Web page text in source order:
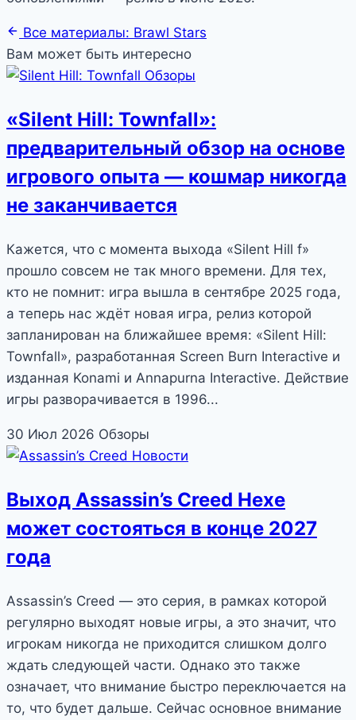
Все материалы: Brawl Stars
Вам может быть интересно
Обзоры
«Silent Hill: Townfall»:
предварительный обзор на основе
игрового опыта — кошмар никогда
не заканчивается
Кажется, что с момента выхода «Silent Hill f»
прошло совсем не так много времени. Для тех,
кто не помнит: игра вышла в сентябре 2025 года,
а теперь нас ждёт новая игра, релиз которой
запланирован на ближайшее время: «Silent Hill:
Townfall», разработанная Screen Burn Interactive и
изданная Konami и Annapurna Interactive. Действие
игры разворачивается в 1996...
30 Июл 2026 Обзоры
Новости
Выход Assassin’s Creed Hexe
может состояться в конце 2027
года
Assassin’s Creed — это серия, в рамках которой
регулярно выходят новые игры, а это значит, что
игрокам никогда не приходится слишком долго
ждать следующей части. Однако это также
означает, что внимание быстро переключается на
то, что будет дальше. Сейчас основное внимание